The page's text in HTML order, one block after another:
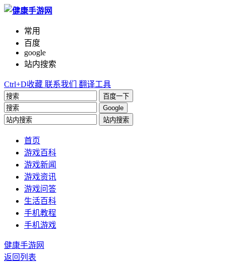
常用
百度
google
站内搜索
Ctrl+D收藏 联系我们 翻译工具
百度一下
Google
站内搜索
首页
游戏百科
游戏新闻
游戏资讯
游戏问答
生活百科
手机教程
手机游戏
健康手游网
返回列表